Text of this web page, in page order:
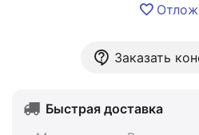
Заказать
Быстрая доставка